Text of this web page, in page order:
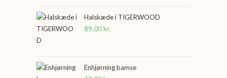
Halskæde i TIGERWOOD
89,00kr.
Enhjørning bamse